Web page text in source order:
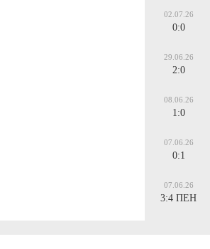
02.07.26
0:0
29.06.26
2:0
08.06.26
1:0
07.06.26
0:1
07.06.26
3:4 ПЕН